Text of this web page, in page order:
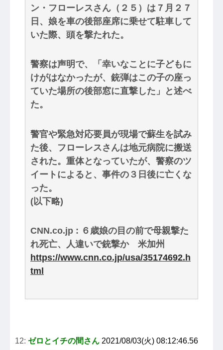
ン・フローレスさん（２５）は７月２７
日、娘を車の後部座席に乗せて駐車して
いた際、頭を撃たれた。
警察は声明で、「幸いなことに子どもに
けがはなかったが、銃弾はこの子の座っ
ていた場所の後部窓に直撃した」と述べ
た。
警官や緊急対応要員が現場で蘇生を試み
た後、フローレスさんは地元病院に搬送
された。重体となっていたが、警察のツ
イートによると、事件の３日後に亡くな
った。
(以下略)
CNN.co.jp : ６歳娘の目の前で母親撃た
れ死亡、人違いで銃撃か 米加州
https://www.cnn.co.jp/usa/35174692.h
tml
12: ゼロとイチの間さん 2021/08/03(火) 08:12:46.56